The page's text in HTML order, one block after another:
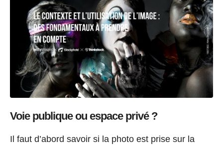
Voie publique ou espace privé ?
Il faut d’abord savoir si la photo est prise sur la